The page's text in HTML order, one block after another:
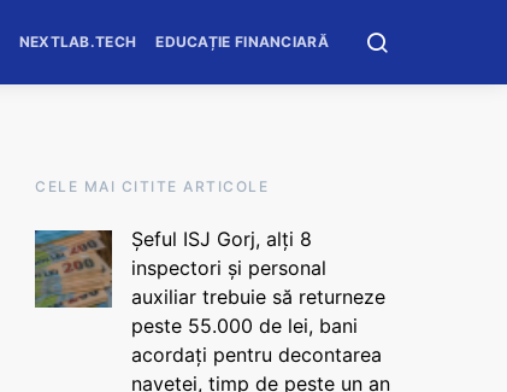
NEXTLAB.TECH EDUCAȚIE FINANCIARĂ
CELE MAI CITITE ARTICOLE
Șeful ISJ Gorj, alți 8
inspectori și personal
auxiliar trebuie să returneze
peste 55.000 de lei, bani
acordați pentru decontarea
navetei, timp de peste un an